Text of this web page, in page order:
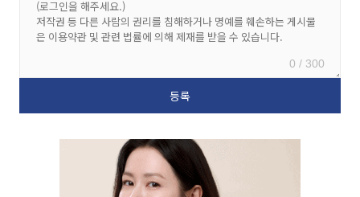
0 / 300